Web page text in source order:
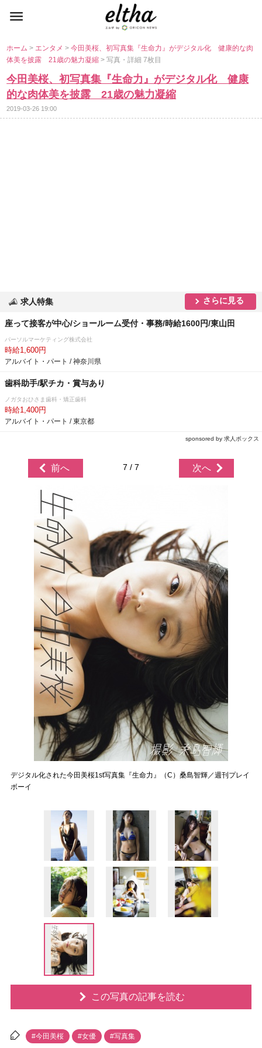
ホーム> エンタメ>今田美桜、初写真集『生命力』がデジタル化 健康的な肉
体美を披露 21歳の魅力凝縮> 写真・詳細 7枚目
今田美桜、初写真集『生命力』がデジタル化 健康
的な肉体美を披露 21歳の魅力凝縮
2019-03-26 19:00
求人特集 さらに見る
座って接客が中心/ショールーム受付・事務/時給1600円/東山田
パーソルマーケティング株式会社
時給1,600円
アルバイト・パート / 神奈川県
歯科助手/駅チカ・賞与あり
ノガタおひさま歯科・矯正歯科
時給1,400円
アルバイト・パート / 東京都
sponsored by 求人ボックス
前へ 7 / 7 次へ
デジタル化された今田美桜1st写真集『生命力』（C）桑島智輝／週刊プレイ
ボーイ
この写真の記事を読む
#今田美桜 #女優 #写真集